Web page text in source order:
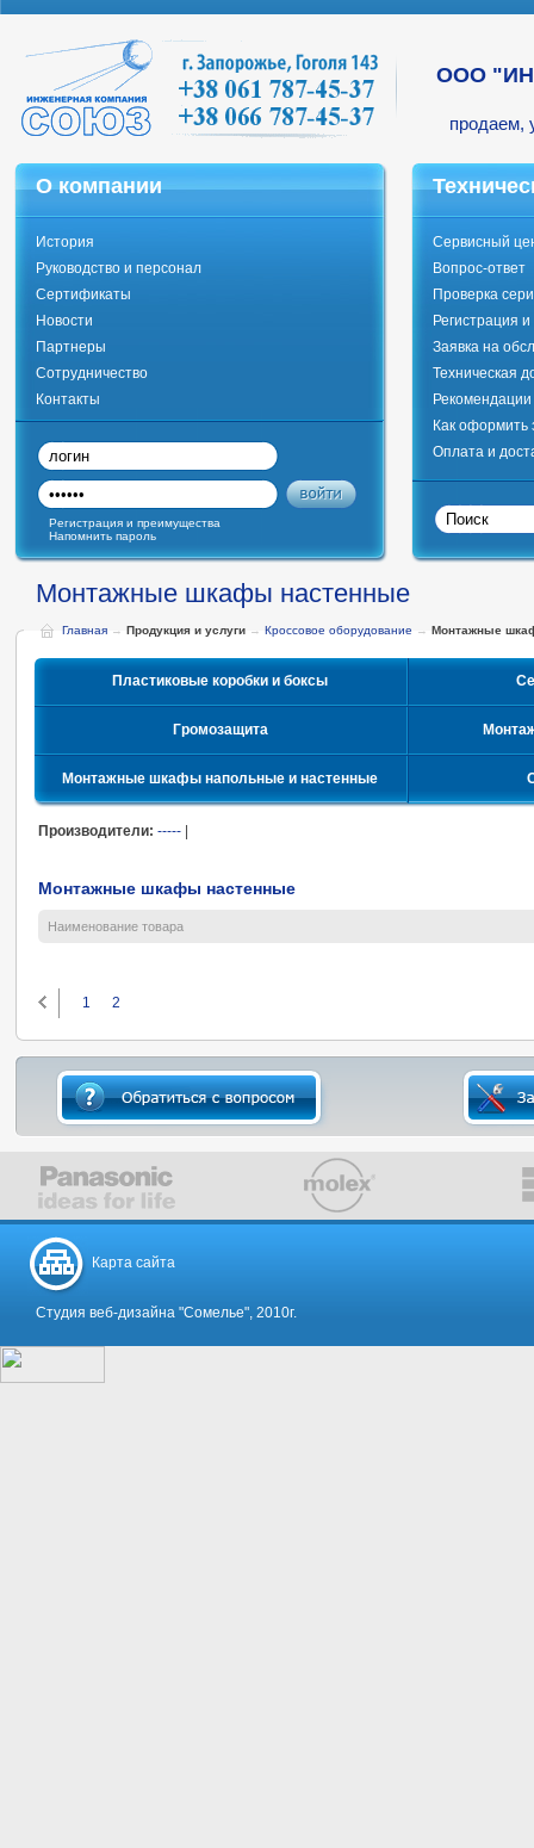
ООО
продаем,
О компании
История
Руководство и персонал
Сертификаты
Новости
Партнеры
Сотрудничество
Контакты
Сервисный
Вопрос-ответ
Проверка
Регистрация
Заявка на
Техническая
Как оформить
Оплата и
Регистрация и преимущества
Напомнить пароль
Монтажные шкафы настенные
Главная → Продукция и услуги → Кроссовое оборудование → Монтажные
Пластиковые коробки и боксы
Громозащита
Монтажные шкафы напольные и настенные
Производители: -----
Монтажные шкафы настенные
Наименование товара
1 2
Карта сайта
Студия веб-дизайна "Сомелье", 2010г.